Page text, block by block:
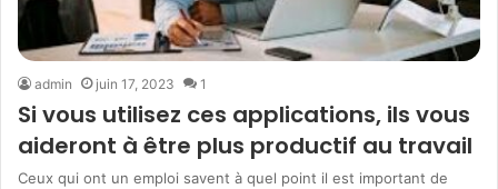
admin juin 17, 2023 1
Si vous utilisez ces applications, ils vous
aideront à être plus productif au travail
Ceux qui ont un emploi savent à quel point il est important de